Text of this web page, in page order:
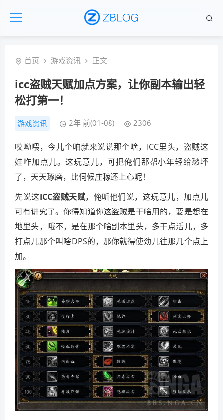
首页 游戏资讯 正文
icc盗贼天赋加点方案，让你副本输出轻
松打第一！
游戏资讯 2年 前(01-08) 2306
哎呦喂，今儿个咱就来说说那个啥，ICC里头，盗贼这
娃咋加点儿。这玩意儿，可把俺们那帮小年轻给愁坏
了，天天琢磨，比伺候庄稼还上心呢！
先说这ICC盗贼天赋，俺听他们说，这玩意儿，加点儿
可有讲究了。你得知道你这盗贼是干啥用的，要是想在
地里头，哦不，是在那个啥副本里头，多干点活儿，多
打点儿那个叫啥DPS的，那你就得使劲儿往那几个点上
加。